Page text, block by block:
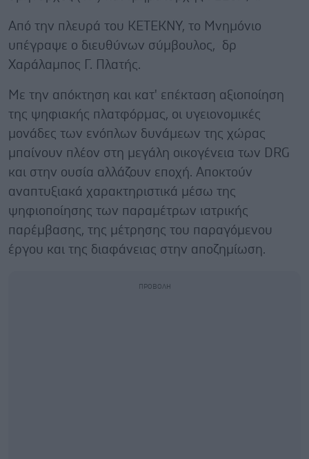
Από την πλευρά του ΚΕΤΕΚΝΥ, το Μνημόνιο
υπέγραψε ο διευθύνων σύμβουλος, δρ
Χαράλαμπος Γ. Πλατής.
Με την απόκτηση και κατ' επέκταση αξιοποίηση
της ψηφιακής πλατφόρμας, οι υγειονομικές
μονάδες των ενόπλων δυνάμεων της χώρας
μπαίνουν πλέον στη μεγάλη οικογένεια των DRG
και στην ουσία αλλάζουν εποχή. Αποκτούν
αναπτυξιακά χαρακτηριστικά μέσω της
ψηφιοποίησης των παραμέτρων ιατρικής
παρέμβασης, της μέτρησης του παραγόμενου
έργου και της διαφάνειας στην αποζημίωση.